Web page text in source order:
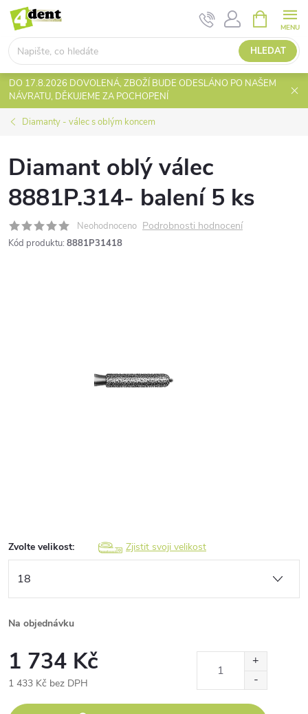
Přejít
obsah
HLEDAT
NÁKUPNÍ
KOŠÍK
DO 17.8.2026 DOVOLENÁ, ZBOŽÍ BUDE ODESLÁNO PO NAŠEM
NÁVRATU, DĚKUJEME ZA POCHOPENÍ
Diamanty - válec s oblým koncem
Diamant oblý válec
8881P.314- balení 5 ks
Neohodnoceno Podrobnosti hodnocení
Kód produktu: 8881P31418
Zvolte velikost: Zjistit svoji velikost
Na objednávku
1 734 Kč
1 433 Kč bez DPH